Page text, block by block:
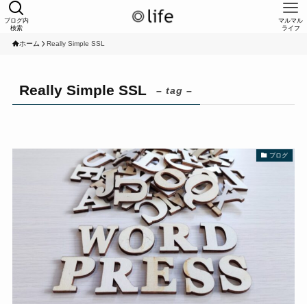
ブログ内
検索
マルマル
ライフ
ホーム Really Simple SSL
Really Simple SSL – tag –
ブログ